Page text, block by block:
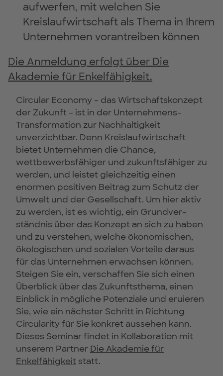
aufwerfen, mit welchen Sie
Kreislaufwirtschaft als Thema in Ihrem
Unternehmen vorantreiben können
Die Anmeldung erfolgt über Die
Akademie für Enkelfähigkeit.
Circular Economy – das Wirtschaftskonzept
der Zukunft – ist in der Unternehmens-
Transformation zur Nachhaltigkeit
unverzichtbar. Denn Kreislaufwirtschaft
bietet Unternehmen die Chance,
wettbewerbs­fähiger und zukunftsfähiger zu
werden, und leistet gleichzeitig einen
enormen positiven Beitrag zum Schutz der
Umwelt und der Gesellschaft. Um hier aktiv
zu werden, ist es wichtig, ein Grundver­
ständnis über das Konzept an sich zu haben
und zu verstehen, welche ökono­mischen,
ökologischen und sozialen Vorteile daraus
für das Unternehmen erwachsen können.
Steigen Sie ein, verschaffen Sie sich einen
Überblick über das Zukunftsthema, einen
Einblick in mögliche Potenziale und eruieren
Sie, wie ein nächster Schritt in Richtung
Circularity für Sie konkret aussehen kann.
Dieses Seminar findet in Kollaboration mit
unserem Partner Die Akademie für
Enkelfähigkeit statt.